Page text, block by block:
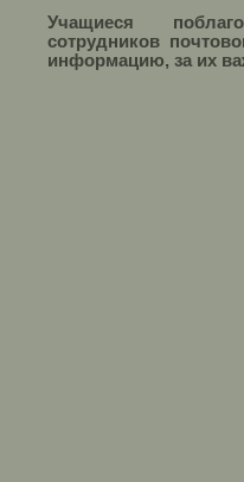
Учащиеся
сотрудников
информацию, за их